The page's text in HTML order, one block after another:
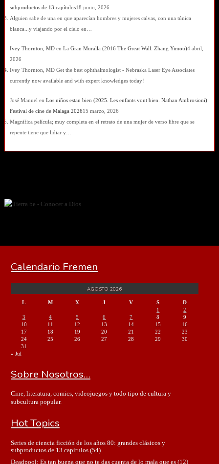
subproductos de 13 capítulos18 junio, 2026
Alguien sabe de una en que aparecían hombres y mujeres calvas, con una túnica
blanca...y viajando por el cielo en…
Ivey Thornton, MDen La Gran Muralla (2016 The Great Wall. Zhang Yimou)4 abril,
2026
Ivey Thornton, MD Get the best ophthalmologist - Nebraska Laser Eye Associates
currently now available and with expert knowledges today!
José Manuel en Los niños estan bien (2025. Les enfants vont bien. Nathan Ambrosioni)
Festival de cine de Malaga 202615 marzo, 2026
Magnífica película; muy completa en el retrato de una mujer de verso libre que se
repente tiene que lidiar y…
Calendario Fremen
AGOSTO 2026
L M X J V S
D
1
2
3
4 5 6 7 8
9
10
11 12 13 14 15
16
17
18 19 20 21 22
23
24
25 26 27 28 29
30
31
« Jul
Sobre Nosotros…
Cine, literatura, comics, videojuegos y todo tipo de cultura y
subcultura popular.
Hot Topics
Series de ciencia ficción de los años 80: grandes clásicos y
subproductos de 13 capítulos(54)
Deadpool: Es tan buena que no te das cuenta de lo mala que es(12)